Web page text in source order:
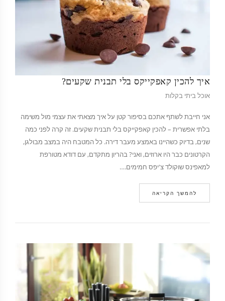
איך להכין קאפקייקס בלי תבנית שקעים?
אוכל ביתי בקלות
אני חייבת לשתף אתכם בסיפור קטן על איך מצאתי את עצמי מול משימה
בלתי אפשרית – להכין קאפקייקס בלי תבנית שקעים. זה קרה לפני כמה
שנים, בדיוק כשהיינו באמצע מעבר דירה. כל המטבח היה במצב מבולגן,
הקרטונים כבר היו ארוזים, ואני? בהריון מתקדם, עם דודא מטורפת
למאפינס שוקולד צ'יפס חמימים.…
להמשך הקריאה